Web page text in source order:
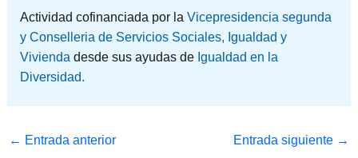
Actividad cofinanciada por la Vicepresidencia segunda
y Conselleria de Servicios Sociales, Igualdad y
Vivienda desde sus ayudas deIgualdad en la
Diversidad.
← Entrada anterior Entrada siguiente →